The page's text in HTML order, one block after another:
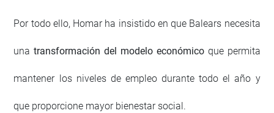
Por todo ello, Homar ha insistido en que Balears necesita
una transformación del modelo económicoque permita
mantener los niveles de empleo durante todo el año y
que proporcione mayor bienestar social.